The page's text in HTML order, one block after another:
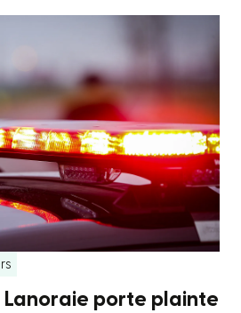
Lanoraie porte plainte